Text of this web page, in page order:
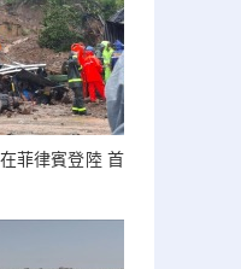
菲律賓登陸 首